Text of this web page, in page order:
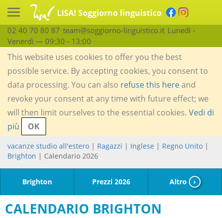
LISA! Soggiorno linguistico
02 40 70 80 87 team@soggiorno-linguistico.it Lunedì -
Venerdì — 09:30 - 13:00
This website uses cookies to offer you the best
possible service. By accepting cookies, you consent to
data processing. You can also refuse this hereand
revoke your consent at any time with future effect; we
will then limit ourselves to the essential cookies. Vedi di
più
OK
vacanze studio all'estero | Ragazzi | Inglese | Regno Unito |
Brighton | Calendario 2026
Brighton Prezzi 2026 Altro ›
CALENDARIO BRIGHTON